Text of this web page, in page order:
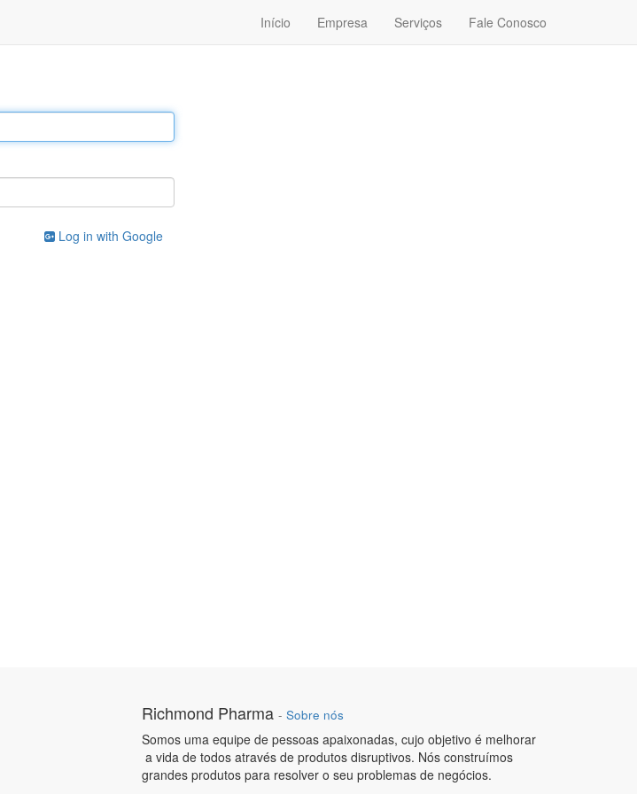
Início Empresa Serviços Fale Conosco
Log in with Google
Richmond Pharma - Sobre nós
Somos uma equipe de pessoas apaixonadas, cujo objetivo é melhorar
a vida de todos através de produtos disruptivos. Nós construímos
grandes produtos para resolver o seu problemas de negócios.